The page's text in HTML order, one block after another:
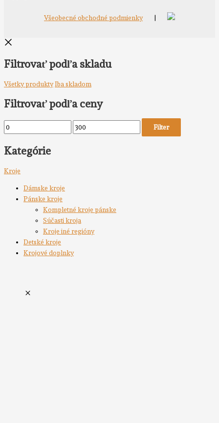
Všeobecné obchodné podmienky |
Filtrovať podľa skladu
Všetky produktyIba skladom
Filtrovať podľa ceny
Filter
Kategórie
Kroje
Dámske kroje
Pánske kroje
Kompletné kroje pánske
Súčasti kroja
Kroje iné regióny
Detské kroje
Krojové doplnky